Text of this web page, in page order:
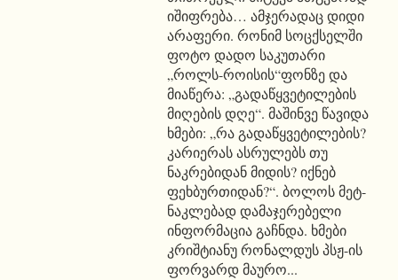
იშიფრება… ამჯერადაც დიდი
არაფერი. რონიმ სოცქსელში
ფოტო დადო საკუთარი
„როლს-როისის“ფონზე და
მიაწერა: „გადაწყვეტილების
მიღების დღე“. მაშინვე წავიდა
ხმები: „რა გადაწყვეტილების?
კარიერას ასრულებს თუ
ნაკრებიდან მიდის? იქნებ
ფეხბურთიდან?“. ბოლოს მეტ-
ნაკლებად დამაჯერებელი
ინფორმაცია გაჩნდა. ხმები
კრიშტიანუ რონალდუს პსჟ-ის
ფორვარდ მაურო...